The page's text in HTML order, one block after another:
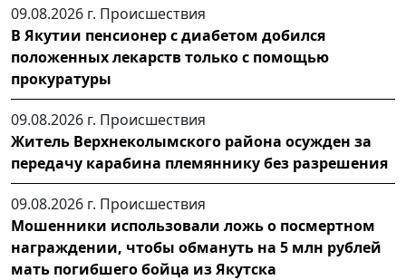
09.08.2026 г. Происшествия
В Якутии пенсионер с диабетом добился
положенных лекарств только с помощью
прокуратуры
09.08.2026 г. Происшествия
Житель Верхнеколымского района осужден за
передачу карабина племяннику без разрешения
09.08.2026 г. Происшествия
Мошенники использовали ложь о посмертном
награждении, чтобы обмануть на 5 млн рублей
мать погибшего бойца из Якутска